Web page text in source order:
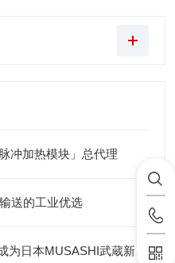
冲加热模块」总代理
送的工业优选